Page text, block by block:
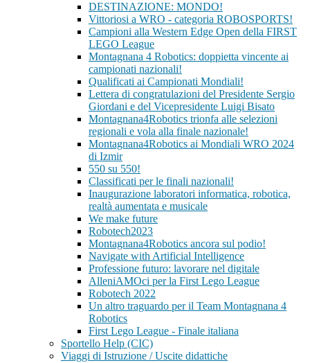
DESTINAZIONE: MONDO!
Vittoriosi a WRO - categoria ROBOSPORTS!
Campioni alla Western Edge Open della FIRST
LEGO League
Montagnana 4 Robotics: doppietta vincente ai
campionati nazionali!
Qualificati ai Campionati Mondiali!
Lettera di congratulazioni del Presidente Sergio
Giordani e del Vicepresidente Luigi Bisato
Montagnana4Robotics trionfa alle selezioni
regionali e vola alla finale nazionale!
Montagnana4Robotics ai Mondiali WRO 2024
di Izmir
550 su 550!
Classificati per le finali nazionali!
Inaugurazione laboratori informatica, robotica,
realtà aumentata e musicale
We make future
Robotech2023
Montagnana4Robotics ancora sul podio!
Navigate with Artificial Intelligence
Professione futuro: lavorare nel digitale
AlleniAMOci per la First Lego League
Robotech 2022
Un altro traguardo per il Team Montagnana 4
Robotics
First Lego League - Finale italiana
Sportello Help (CIC)
Viaggi di Istruzione / Uscite didattiche